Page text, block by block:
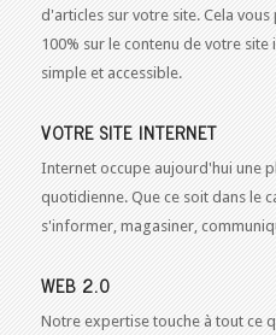
d'articles sur votre site. Cela
100% sur le contenu de votre
simple et accessible.
VOTRE SITE INTERNET
Internet occupe aujourd'hui une
quotidienne. Que ce soit dans le
s'informer, magasiner,
WEB 2.0
Notre expertise touche à tout ce